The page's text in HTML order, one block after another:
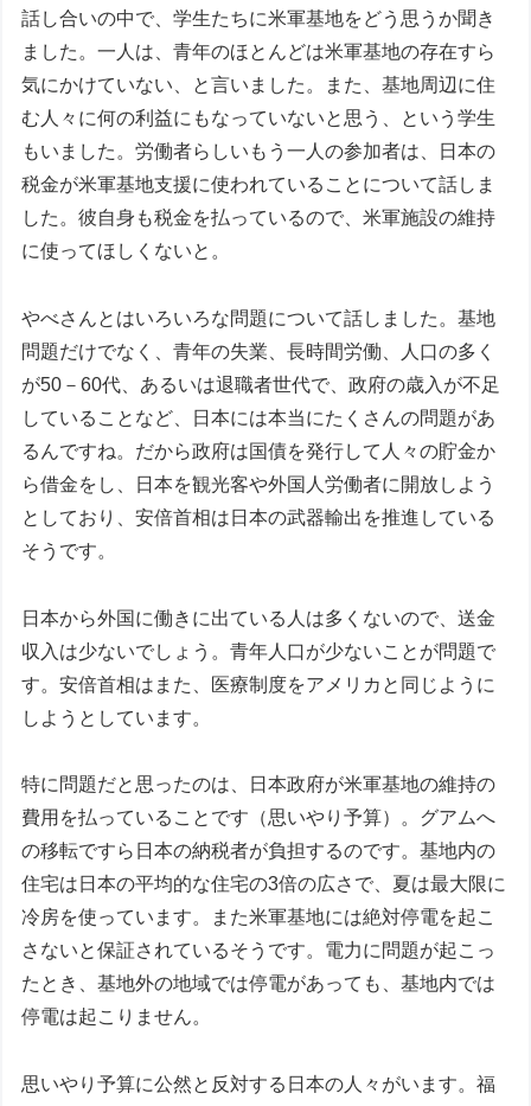
話し合いの中で、学生たちに米軍基地をどう思うか聞き
ました。一人は、青年のほとんどは米軍基地の存在すら
気にかけていない、と言いました。また、基地周辺に住
む人々に何の利益にもなっていないと思う、という学生
もいました。労働者らしいもう一人の参加者は、日本の
税金が米軍基地支援に使われていることについて話しま
した。彼自身も税金を払っているので、米軍施設の維持
に使ってほしくないと。
やべさんとはいろいろな問題について話しました。基地
問題だけでなく、青年の失業、長時間労働、人口の多く
が50－60代、あるいは退職者世代で、政府の歳入が不足
していることなど、日本には本当にたくさんの問題があ
るんですね。だから政府は国債を発行して人々の貯金か
ら借金をし、日本を観光客や外国人労働者に開放しよう
としており、安倍首相は日本の武器輸出を推進している
そうです。
日本から外国に働きに出ている人は多くないので、送金
収入は少ないでしょう。青年人口が少ないことが問題で
す。安倍首相はまた、医療制度をアメリカと同じように
しようとしています。
特に問題だと思ったのは、日本政府が米軍基地の維持の
費用を払っていることです（思いやり予算）。グアムへ
の移転ですら日本の納税者が負担するのです。基地内の
住宅は日本の平均的な住宅の3倍の広さで、夏は最大限に
冷房を使っています。また米軍基地には絶対停電を起こ
さないと保証されているそうです。電力に問題が起こっ
たとき、基地外の地域では停電があっても、基地内では
停電は起こりません。
思いやり予算に公然と反対する日本の人々がいます。福